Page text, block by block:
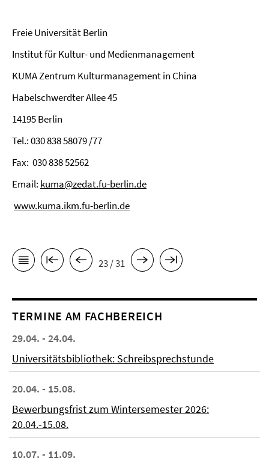
Freie Universität Berlin
Institut für Kultur- und Medienmanagement
KUMA Zentrum Kulturmanagement in China
Habelschwerdter Allee 45
14195 Berlin
Tel.: 030 838 58079 /77
Fax: 030 838 52562
Email: kuma@zedat.fu-berlin.de
www.kuma.ikm.fu-berlin.de
23 / 31
TERMINE AM FACHBEREICH
29.04. - 24.04.
Universitätsbibliothek: Schreibsprechstunde
20.04. - 15.08.
Bewerbungsfrist zum Wintersemester 2026:
20.04.-15.08.
10.07. - 11.09.